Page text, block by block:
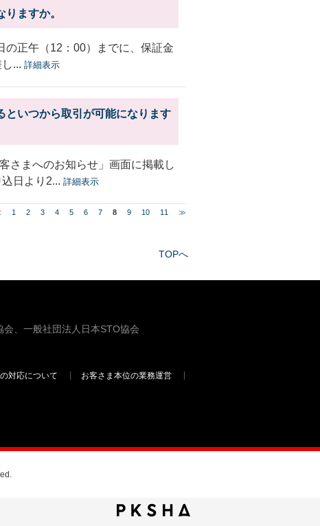
ますか。
の正午（12：00）までに、保証金
... 詳細表示
といつから取引が可能になります
さまへのお知らせ」画面に掲載し
日より2... 詳細表示
1 2 3 4 5 6 7 8 9 10 11 ≫
TOPへ
、一般社団法人日本STO協会
対応について
お客さま本位の業務運営